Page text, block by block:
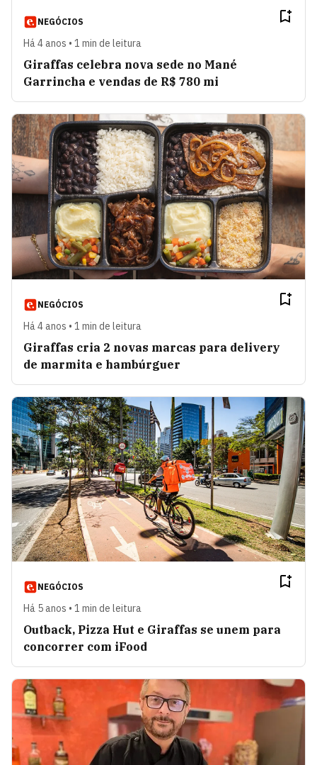
NEGÓCIOS
Há 4 anos • 1 min de leitura
Giraffas celebra nova sede no Mané
Garrincha e vendas de R$ 780 mi
NEGÓCIOS
Há 4 anos • 1 min de leitura
Giraffas cria 2 novas marcas para delivery
de marmita e hambúrguer
NEGÓCIOS
Há 5 anos • 1 min de leitura
Outback, Pizza Hut e Giraffas se unem para
concorrer com iFood